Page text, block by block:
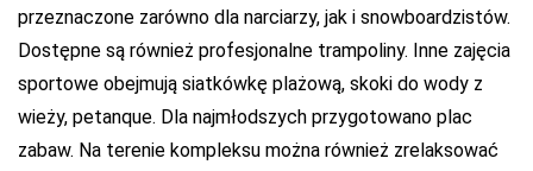
przeznaczone zarówno dla narciarzy, jak i snowboardzistów.
Dostępne są również profesjonalne trampoliny. Inne zajęcia
sportowe obejmują siatkówkę plażową, skoki do wody z
wieży, petanque. Dla najmłodszych przygotowano plac
zabaw. Na terenie kompleksu można również zrelaksować